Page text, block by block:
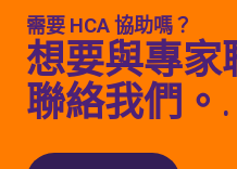
需要 HCA 協助嗎？
想要與專家
聯絡我們。.